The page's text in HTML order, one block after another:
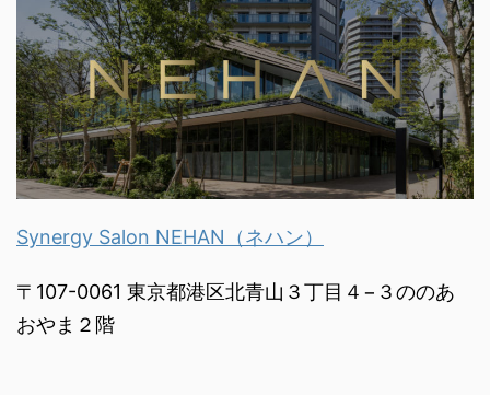
Synergy Salon NEHAN（ネハン）
〒107-0061 東京都港区北青山３丁目４−３ののあ
おやま２階